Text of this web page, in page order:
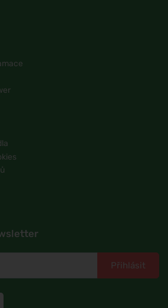
Přihlásit